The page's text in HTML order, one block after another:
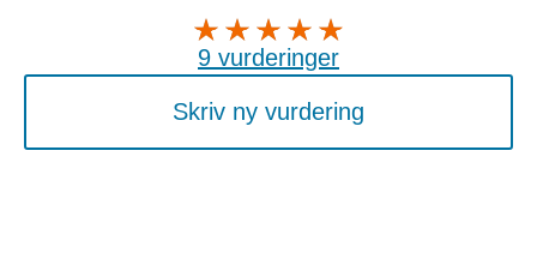
9 vurderinger
Skriv ny vurdering